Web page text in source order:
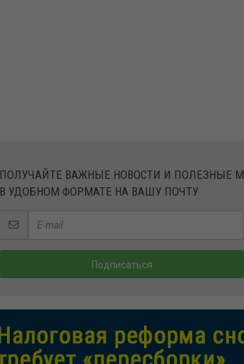
ПОЛУЧАЙТЕ ВАЖНЫЕ НОВОСТИ И ПОЛЕЗНЫЕ
В УДОБНОМ ФОРМАТЕ НА ВАШУ ПОЧТУ